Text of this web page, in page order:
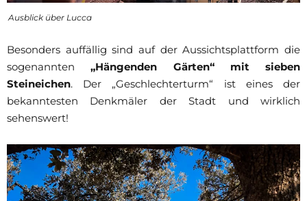
Ausblick über Lucca
Besonders auffällig sind auf der Aussichtsplattform die
sogenannten„Hängenden Gärten“ mit sieben
Steineichen. Der „Geschlechterturm“ ist eines der
bekanntesten Denkmäler der Stadt und wirklich
sehenswert!